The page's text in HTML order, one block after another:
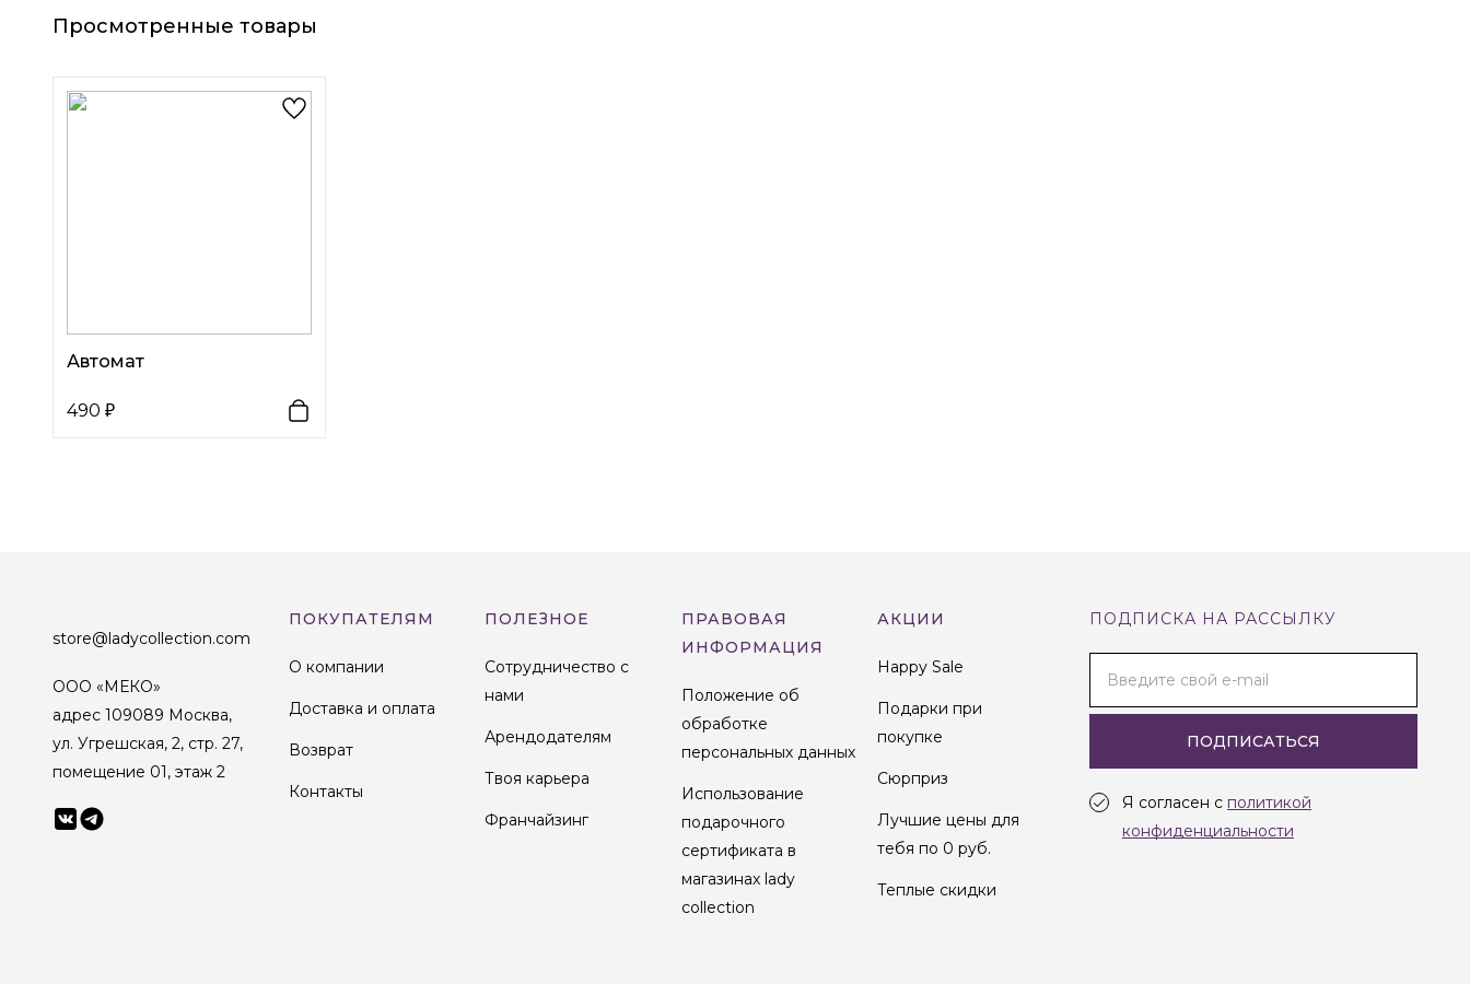
Просмотренные товары
Автомат
490
ПОДПИСКА НА РАССЫЛКУ
Введите свой e-mail
ПОДПИСАТЬСЯ
Я согласен с политикой
конфиденциальности
store@ladycollection.com
ООО «МЕКО»
адрес 109089 Москва,
ул. Угрешская, 2, стр. 27,
помещение 01, этаж 2
ПОКУПАТЕЛЯМ
О компании
Доставка и оплата
Возврат
Контакты
ПОЛЕЗНОЕ
Сотрудничество с
нами
Арендодателям
Твоя карьера
Франчайзинг
ПРАВОВАЯ
ИНФОРМАЦИЯ
Положение об
обработке
персональных данных
Использование
подарочного
сертификата в
магазинах lady
collection
АКЦИИ
Happy Sale
Подарки при
покупке
Сюрприз
Лучшие цены для
тебя по 0 руб.
Теплые скидки